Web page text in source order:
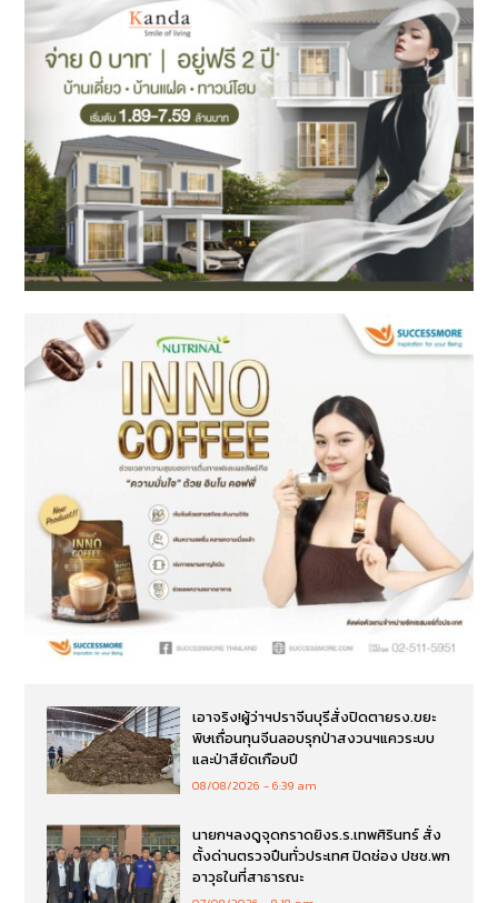
เอาจริง!ผู้ว่าฯปราจีนบุรีสั่งปิดตายรง.ขยะ
พิษเถื่อนทุนจีนลอบรุกป่าสงวนฯแควระบบ
และป่าสียัดเกือบปี
08/08/2026 6:39 am
นายกฯลงดูจุดกราดยิงร.ร.เทพศิรินทร์ สั่ง
ตั้งด่านตรวจปืนทั่วประเทศ ปิดช่อง ปชช.พก
อาวุธในที่สาธารณะ